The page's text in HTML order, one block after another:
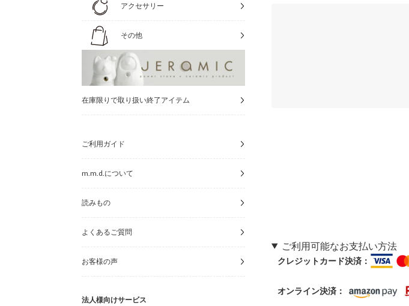
ご利用可能なお支払い方法
クレジットカード決済：
オンライン決済：
アクセサリー
その他
在庫限りで取り扱い終了アイテム
ご利用ガイド
m.m.d.について
読みもの
よくあるご質問
お客様の声
法人様向けサービス